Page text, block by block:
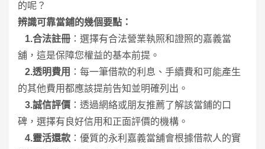
的呢？
辨識可靠當鋪的幾個要點：
1.合法註冊 ：選擇有合法營業執照和證照的嘉義當
舖，這是保障您權益的基本前提。
2.透明費用 ：每一筆借款的利息、手續費和可能產生
的其他費用都應該提前告知並明確列出。
3.誠信評價 ：透過網絡或朋友推薦了解該當鋪的口
碑，選擇有良好信用和正面評價的機構。
4.靈活還款 ：優質的永利嘉義當舖會根據借款人的實